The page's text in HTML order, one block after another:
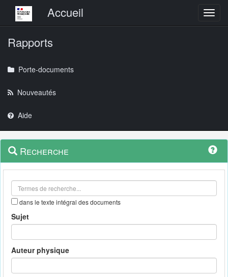
Menu principalAccueil
Rapports
Porte-documents
Nouveautés
Aide
Navigation
outils
Menu
contextuel
Recherche
dans le texte intégral des documents
Sujet
Auteur physique